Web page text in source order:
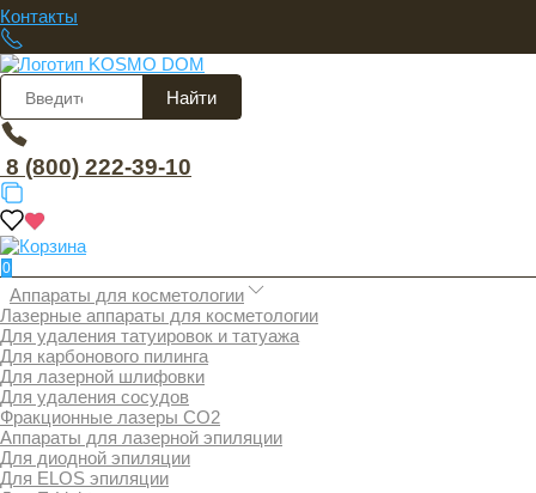
Контакты
Найти
8 (800) 222-39-10
0
Аппараты для косметологии
Лазерные аппараты для косметологии
Для удаления татуировок и татуажа
Для карбонового пилинга
Для лазерной шлифовки
Для удаления сосудов
Фракционные лазеры СО2
Аппараты для лазерной эпиляции
Для диодной эпиляции
Для ELOS эпиляции